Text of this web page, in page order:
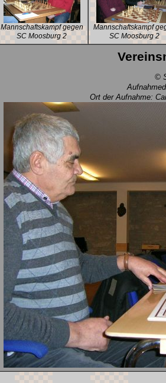
Mannschaftskampf gegen
SC Moosburg 2
Mannschaftskampf
SC Moosburg 2
©
Ort der Aufnahme: